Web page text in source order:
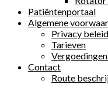
Patiëntenportaal
Algemene
Privacy beleid
Tarieven
Contact
Route